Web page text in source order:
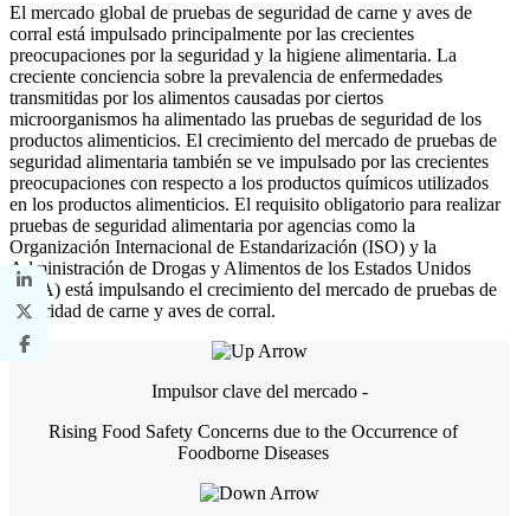
El mercado global de pruebas de seguridad de carne y aves de
corral está impulsado principalmente por las crecientes
preocupaciones por la seguridad y la higiene alimentaria. La
creciente conciencia sobre la prevalencia de enfermedades
transmitidas por los alimentos causadas por ciertos
microorganismos ha alimentado las pruebas de seguridad de los
productos alimenticios. El crecimiento del mercado de pruebas de
seguridad alimentaria también se ve impulsado por las crecientes
preocupaciones con respecto a los productos químicos utilizados
en los productos alimenticios. El requisito obligatorio para realizar
pruebas de seguridad alimentaria por agencias como la
Organización Internacional de Estandarización (ISO) y la
Administración de Drogas y Alimentos de los Estados Unidos
(FDA) está impulsando el crecimiento del mercado de pruebas de
seguridad de carne y aves de corral.
Impulsor clave del mercado -
Rising Food Safety Concerns due to the Occurrence of
Foodborne Diseases